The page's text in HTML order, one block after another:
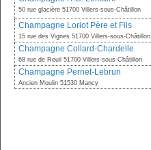
50 rue glacière 51700 Villers-sous-Châtillon
Champagne Loriot Père et Fils
15 rue des Vignes 51700 Villers-sous-Châtillon
Champagne Collard-Chardelle
68 rue de Reuil 51700 Villers-sous-Châtillon
Champagne Pernet-Lebrun
Ancien Moulin 51530 Mancy